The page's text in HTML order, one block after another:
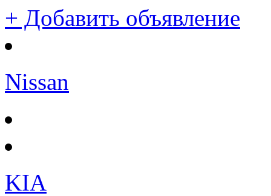
+ Добавить объявление
Nissan
KIA